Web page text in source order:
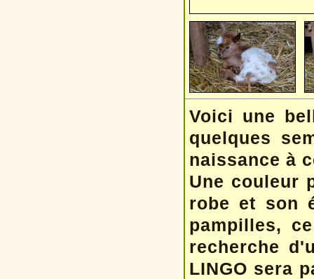
Voici une
quelques
naissance à
Une couleur
robe et son
pampilles,
recherche
LINGO sera